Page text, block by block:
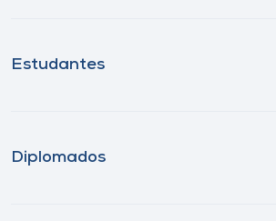
Estudantes
Diplomados